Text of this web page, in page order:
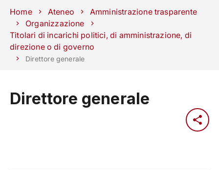
Scuole Dipartimenti CentriSostieni
Area
Lavora con
phone mail search IT
IMPRESE E IMPATTO
Home Ateneo
Amministrazione trasparente
Organizzazione
Titolari di incarichi politici, di amministrazione, di
direzione o di governo
Direttore generale
Direttore generale